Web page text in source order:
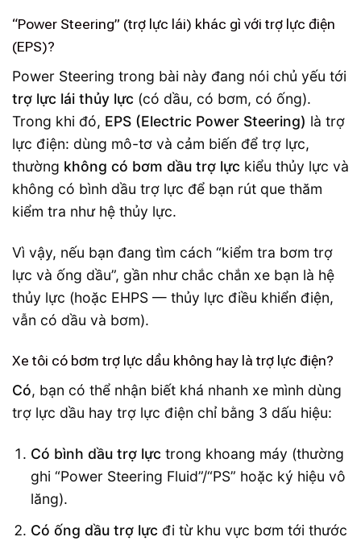
“Power Steering” (trợ lực lái) khác gì với trợ lực điện
(EPS)?
Power Steering trong bài này đang nói chủ yếu tới
trợ lực lái thủy lực (có dầu, có bơm, có ống).
Trong khi đó, EPS (Electric Power Steering) là trợ
lực điện: dùng mô-tơ và cảm biến để trợ lực,
thường không có bơm dầu trợ lực kiểu thủy lực và
không có bình dầu trợ lực để bạn rút que thăm
kiểm tra như hệ thủy lực.
Vì vậy, nếu bạn đang tìm cách “kiểm tra bơm trợ
lực và ống dầu”, gần như chắc chắn xe bạn là hệ
thủy lực (hoặc EHPS — thủy lực điều khiển điện,
vẫn có dầu và bơm).
Xe tôi có bơm trợ lực dầu không hay là trợ lực điện?
Có, bạn có thể nhận biết khá nhanh xe mình dùng
trợ lực dầu hay trợ lực điện chỉ bằng 3 dấu hiệu:
Có bình dầu trợ lực trong khoang máy (thường
ghi “Power Steering Fluid”/“PS” hoặc ký hiệu vô
lăng).
Có ống dầu trợ lực đi từ khu vực bơm tới thước